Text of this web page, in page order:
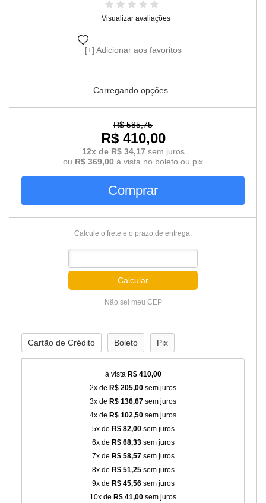
Visualizar avaliações
Adicionar aos favoritos
Carregando opções..
R$ 585,75
R$ 410,00
12x de R$ 34,17 sem juros
ou R$ 369,00 à vista no boleto ou pix
Comprar
Calcule o frete e o prazo de entrega.
Calcular
Não sei meu CEP
Cartão de Crédito Boleto Pix
à vista R$ 410,00
2x de R$ 205,00 sem juros
3x de R$ 136,67 sem juros
4x de R$ 102,50 sem juros
5x de R$ 82,00sem juros
6x de R$ 68,33sem juros
7x de R$ 58,57sem juros
8x de R$ 51,25sem juros
9x de R$ 45,56sem juros
10x de R$ 41,00 sem juros